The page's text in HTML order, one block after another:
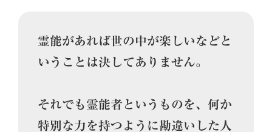
霊能があれば世の中が楽しいなどと
いうことは決してありません。
それでも霊能者というものを、何か
特別な力を持つように勘違いした人